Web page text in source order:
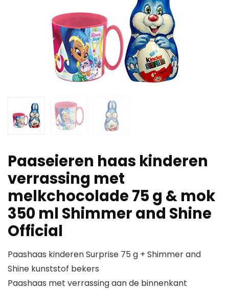
Paaseieren haas kinderen
verrassing met
melkchocolade 75 g & mok
350 ml Shimmer and Shine
Official
Paashaas kinderen Surprise 75 g + Shimmer and
Shine kunststof bekers
Paashaas met verrassing aan de binnenkant